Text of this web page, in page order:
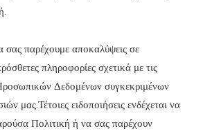
σας παρέχουμε αποκαλύψεις σε
πληροφορίες σχετικά με τις
Δεδομένων συγκεκριμένων
μας.Τέτοιες ειδοποιήσεις ενδέχεται να
Πολιτική ή να σας παρέχουν